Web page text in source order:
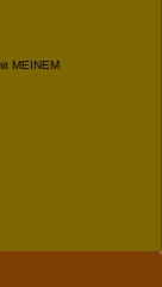
MEINEM